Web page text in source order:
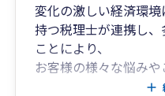
変化の激しい経済環
持つ税理士が連携し
ことにより、
お客様の様々な悩み
体制を整えております